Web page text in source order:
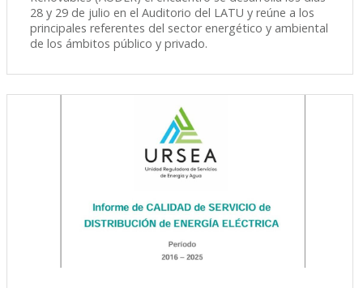
28 y 29 de julio en el Auditorio del LATU y reúne a los
principales referentes del sector energético y ambiental
de los ámbitos público y privado.